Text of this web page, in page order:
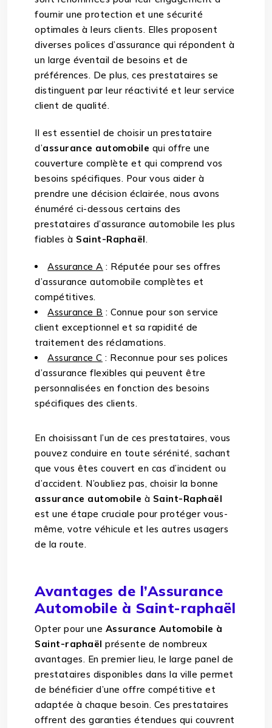
fournir une protection et une sécurité
optimales à leurs clients. Elles proposent
diverses polices d’assurance qui répondent à
un large éventail de besoins et de
préférences. De plus, ces prestataires se
distinguent par leur réactivité et leur service
client de qualité.
Il est essentiel de choisir un prestataire
d’assurance automobile qui offre une
couverture complète et qui comprend vos
besoins spécifiques. Pour vous aider à
prendre une décision éclairée, nous avons
énuméré ci-dessous certains des
prestataires d’assurance automobile les plus
fiables à Saint-Raphaël.
Assurance A : Réputée pour ses offres
d’assurance automobile complètes et
compétitives.
Assurance B : Connue pour son service
client exceptionnel et sa rapidité de
traitement des réclamations.
Assurance C : Reconnue pour ses polices
d’assurance flexibles qui peuvent être
personnalisées en fonction des besoins
spécifiques des clients.
En choisissant l’un de ces prestataires, vous
pouvez conduire en toute sérénité, sachant
que vous êtes couvert en cas d’incident ou
d’accident. N’oubliez pas, choisir la bonne
assurance automobile à Saint-Raphaël
est une étape cruciale pour protéger vous-
même, votre véhicule et les autres usagers
de la route.
Avantages de l’Assurance
Automobile à Saint-raphaël
Opter pour une Assurance Automobile à
Saint-raphaël présente de nombreux
avantages. En premier lieu, le large panel de
prestataires disponibles dans la ville permet
de bénéficier d’une offre compétitive et
adaptée à chaque besoin. Ces prestataires
offrent des garanties étendues qui couvrent